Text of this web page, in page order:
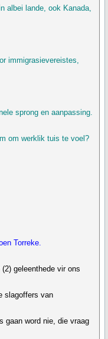
albei lande, ook Kanada,
immigrasievereistes,
sprong en aanpassing.
om werklik tuis te voel?
Torreke.
geleenthede vir ons
slagoffers van
gaan word nie, die vraag